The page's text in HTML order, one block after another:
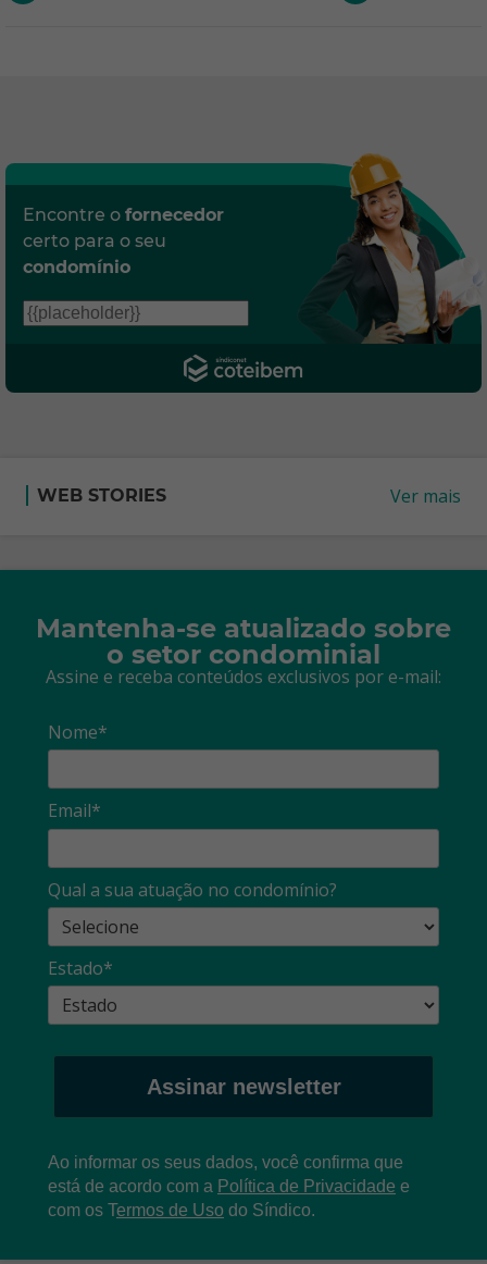
Encontre o fornecedor
certo para o seu
condomínio
WEB STORIES Ver mais
Mantenha-se atualizado sobre
o setor condominial
Assine e receba conteúdos exclusivos por e-mail:
Nome*
Email*
Qual a sua atuação no condomínio?
Estado*
Assinar newsletter
Ao informar os seus dados, você confirma que
está de acordo com a Política de Privacidade e
com os Termos de Uso do Síndico.